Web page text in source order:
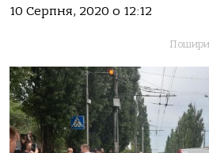
10 Серпня, 2020 о 12:12